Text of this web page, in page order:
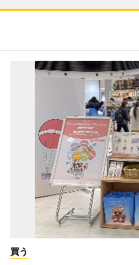
買う